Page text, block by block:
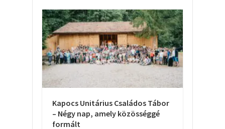
Kapocs Unitárius Családos Tábor
– Négy nap, amely közösséggé
formált